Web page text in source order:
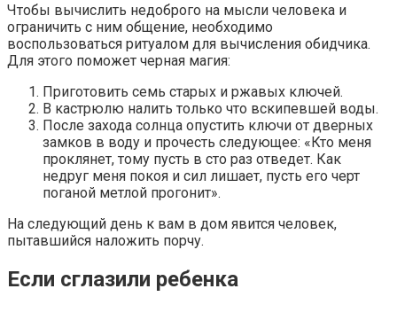
Чтобы вычислить недоброго на мысли человека и
ограничить с ним общение, необходимо
воспользоваться ритуалом для вычисления обидчика.
Для этого поможет черная магия:
Приготовить семь старых и ржавых ключей.
В кастрюлю налить только что вскипевшей воды.
После захода солнца опустить ключи от дверных
замков в воду и прочесть следующее: «Кто меня
проклянет, тому пусть в сто раз отведет. Как
недруг меня покоя и сил лишает, пусть его черт
поганой метлой прогонит».
На следующий день к вам в дом явится человек,
пытавшийся наложить порчу.
Если сглазили ребенка